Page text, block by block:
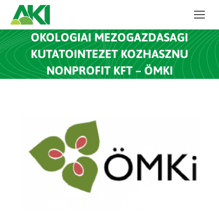
OKOLOGIAI MEZOGAZDASAGI
KUTATOINTEZET KOZHASZNU
NONPROFIT KFT – ÖMKI